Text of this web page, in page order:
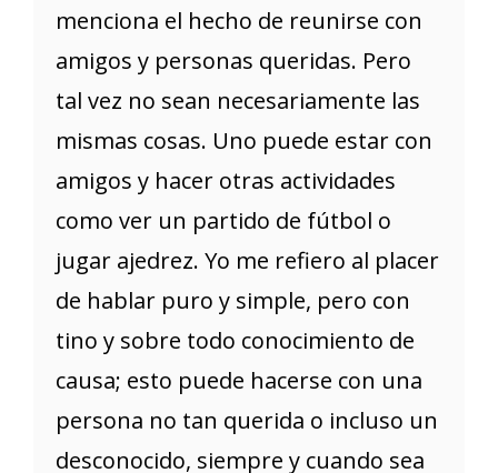
menciona el hecho de reunirse con
amigos y personas queridas. Pero
tal vez no sean necesariamente las
mismas cosas. Uno puede estar con
amigos y hacer otras actividades
como ver un partido de fútbol o
jugar ajedrez. Yo me refiero al placer
de hablar puro y simple, pero con
tino y sobre todo conocimiento de
causa; esto puede hacerse con una
persona no tan querida o incluso un
desconocido, siempre y cuando sea